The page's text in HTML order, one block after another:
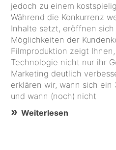
jedoch zu einem
Während die Konkurrenz
Inhalte setzt, eröffnen
Möglichkeiten der
Filmproduktion zeigt
Technologie nicht nur ihr
Marketing deutlich verbessert. In diesem
erklären wir, wann sich
und wann (noch) nicht
Weiterlesen